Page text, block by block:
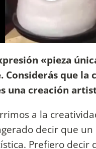
«pieza
Considerás que la
una creación
a la
decir que
Prefiero decir